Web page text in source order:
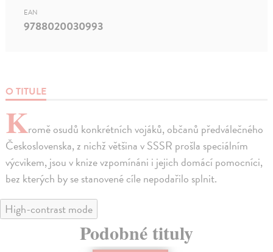
O TITULE
Kromě osudů konkrétních vojáků, občanů předválečného
Československa, z nichž většina v SSSR prošla speciálním
výcvikem, jsou v knize vzpomínáni i jejich domácí pomocníci,
bez kterých by se stanovené cíle nepodařilo splnit.
EAN
9788020030993
High-contrast mode
Podobné tituly